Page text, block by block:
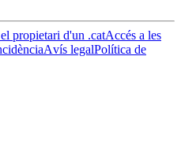
propietari d'un .catAccés a les
Avís legalPolítica de